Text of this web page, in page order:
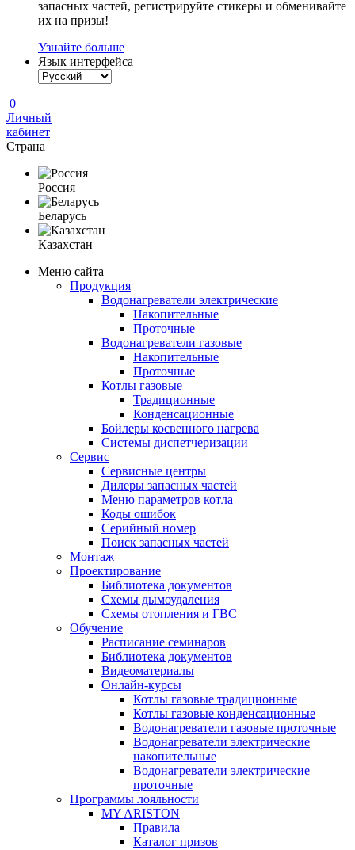
запасных частей, регистрируйте стикеры и обменивайте
их на призы!
Узнайте больше
Язык интерфейса
0
Личный
кабинет
Страна
Россия
Беларусь
Казахстан
Меню сайта
Продукция
Водонагреватели электрические
Накопительные
Проточные
Водонагреватели газовые
Накопительные
Проточные
Котлы газовые
Традиционные
Конденсационные
Бойлеры косвенного нагрева
Системы диспетчеризации
Сервис
Сервисные центры
Дилеры запасных частей
Меню параметров котла
Коды ошибок
Серийный номер
Поиск запасных частей
Монтаж
Проектирование
Библиотека документов
Схемы дымоудаления
Схемы отопления и ГВС
Обучение
Расписание семинаров
Библиотека документов
Видеоматериалы
Онлайн-курсы
Котлы газовые традиционные
Котлы газовые конденсационные
Водонагреватели газовые проточные
Водонагреватели электрические
накопительные
Водонагреватели электрические
проточные
Программы лояльности
MY ARISTON
Правила
Каталог призов